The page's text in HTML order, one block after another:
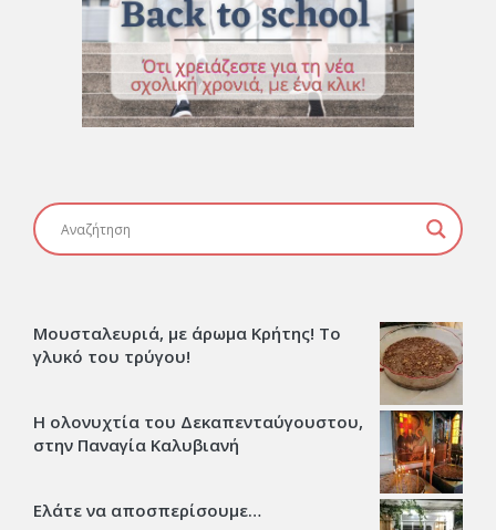
Μουσταλευριά, με άρωμα Κρήτης! Το
γλυκό του τρύγου!
Η ολονυχτία του Δεκαπενταύγουστου,
στην Παναγία Καλυβιανή
Ελάτε να αποσπερίσουμε…